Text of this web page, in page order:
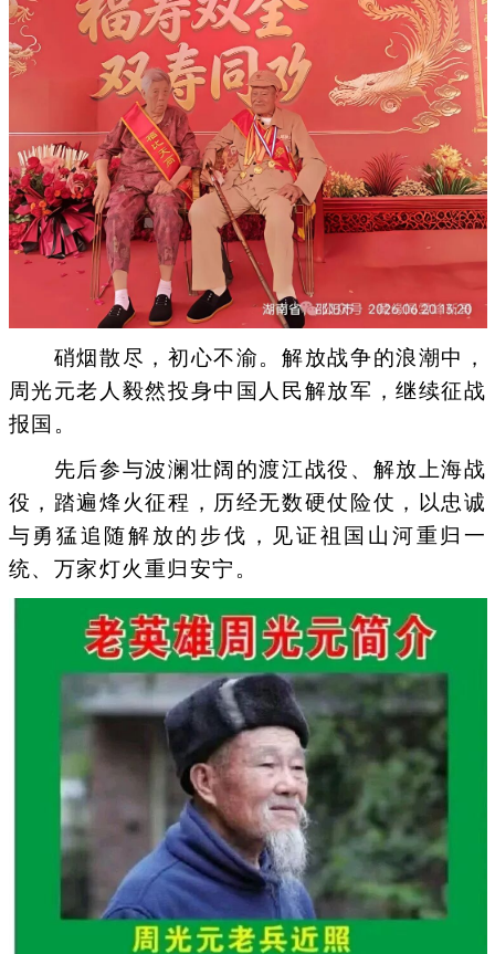
硝烟散尽，初心不渝。解放战争的浪潮中，
周光元老人毅然投身中国人民解放军，继续征战
报国。
先后参与波澜壮阔的渡江战役、解放上海战
役，踏遍烽火征程，历经无数硬仗险仗，以忠诚
与勇猛追随解放的步伐，见证祖国山河重归一
统、万家灯火重归安宁。